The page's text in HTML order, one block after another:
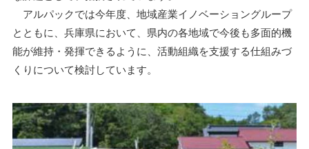
アルパックでは今年度、地域産業イノベーショングループ
とともに、兵庫県において、県内の各地域で今後も多面的機
能が維持・発揮できるように、活動組織を支援する仕組みづ
くりについて検討しています。